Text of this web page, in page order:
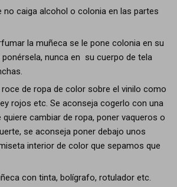
no caiga alcohol o colonia en las partes
la muñeca se le pone colonia en su
nunca en su cuerpo de tela
de ropa de color sobre el vinilo como
rojos etc. Se aconseja cogerlo con una
quiere cambiar de ropa, poner vaqueros o
se aconseja poner debajo unos
interior de color que sepamos que
con tinta, bolígrafo, rotulador etc.